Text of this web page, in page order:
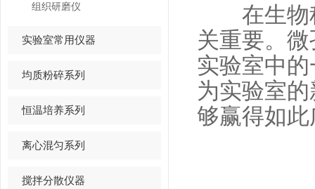
组织研磨仪
实验室常用仪器
均质粉碎系列
恒温培养系列
离心混匀系列
搅拌分散仪器
在生物科
关重要。
实验室中
为实验室
够赢得如